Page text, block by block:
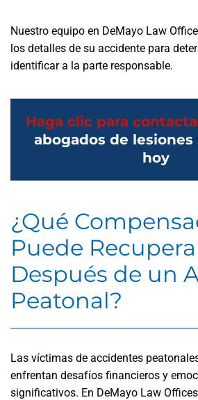
Nuestro equipo en DeMayo Law
los detalles de su accidente para
identificar a la parte responsable.
Haga clic para
abogados de lesiones
hoy
¿Qué
Puede
Después de un
Peatonal?
Las víctimas de accidentes
enfrentan desafíos financieros y
significativos. En DeMayo Law